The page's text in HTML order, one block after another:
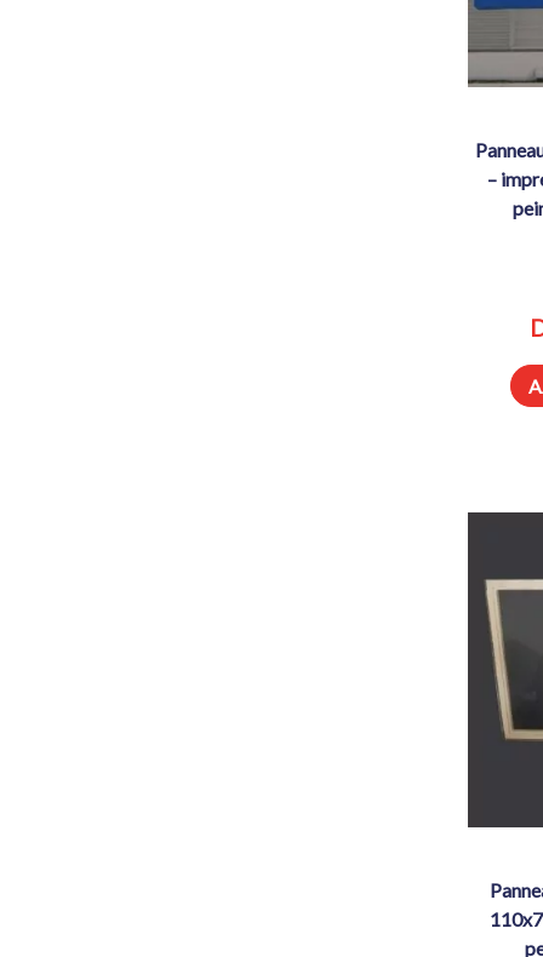
panneau méthacrylate 180 x 105 cm
–
panneau de basket méthacrylate